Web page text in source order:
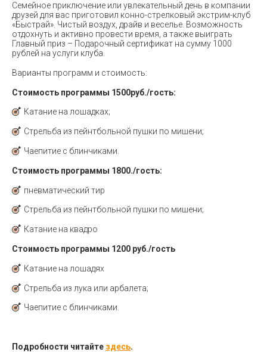
Семейное приключение или увлекательный день в компании
друзей для вас приготовил конно-стрелковый экстрим-клуб
«Быстрай». Чистый воздух, драйв и веселье. Возможность
отдохнуть и активно провести время, а также выиграть
Главный приз – Подарочный сертификат на сумму 1000
рублей на услуги клуба.
Варианты программ и стоимость:
Стоимость программы 1500руб./гость:
Катание на лошадках;
Стрельба из пейнтбольной пушки по мишени;
Чаепитие с блинчиками.
Стоимость программы 1800./гость:
пневматический тир
Стрельба из пейнтбольной пушки по мишени;
Катание на квадро
Стоимость программы 1200 руб./гость
Катание на лошадях
Стрельба из лука или арбалета;
Чаепитие с блинчиками.
Подробности читайте здесь.